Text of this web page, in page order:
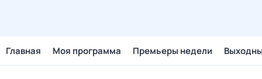
Главная Моя программа Премьеры недели